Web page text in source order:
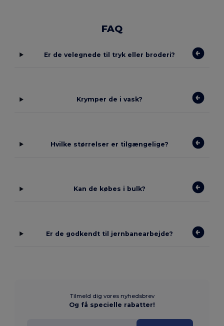
FAQ
Er de velegnede til tryk eller broderi?
Krymper de i vask?
Hvilke størrelser er tilgængelige?
Kan de købes i bulk?
Er de godkendt til jernbanearbejde?
Tilmeld dig vores nyhedsbrev
Og få specielle rabatter!